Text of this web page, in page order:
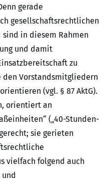
gerade
gesellschaftsrechtlichen
sind in diesem Rahmen
und damit
zu
den Vorstandsmitgliedern
(vgl. § 87 AktG).
orientiert an
(„40-Stunden-
sie gerieten
vielfach folgend auch